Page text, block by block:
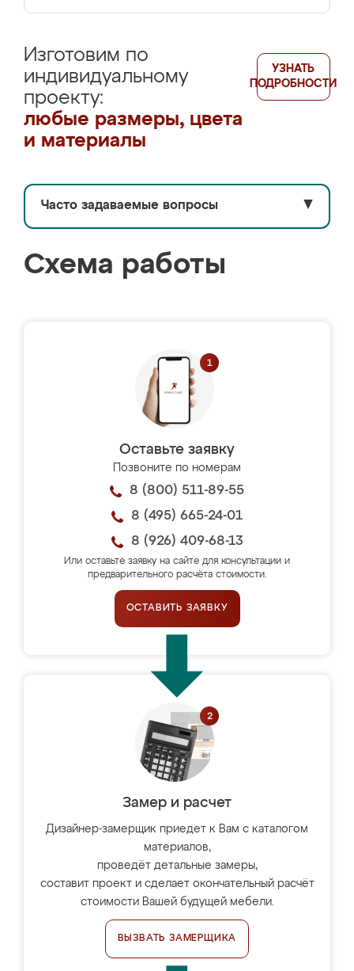
Изготовим по
индивидуальному
проекту:
любые размеры, цвета
и материалы
УЗНАТЬ
ПОДРОБНОСТИ
Часто задаваемые вопросы ▼
Схема работы
Оставьте заявку
Позвоните по номерам
8 (800) 511-89-55
8 (495) 665-24-01
8 (926) 409-68-13
Или оставьте заявку на сайте для консультации и
предварительного расчёта стоимости.
ОСТАВИТЬ ЗАЯВКУ
Замер и расчет
Дизайнер-замерщик приедет к Вам с каталогом
материалов,
проведёт детальные замеры,
составит проект и сделает окончательный расчёт
стоимости Вашей будущей мебели.
ВЫЗВАТЬ ЗАМЕРЩИКА